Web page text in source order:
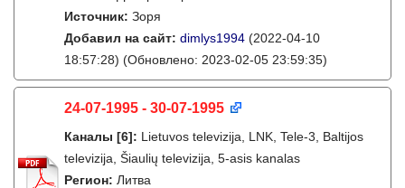
Источник: Зоря
Добавил на сайт: dimlys1994 (2022-04-10
18:57:28) (Обновлено: 2023-02-05 23:59:35)
24-07-1995 - 30-07-1995
Каналы [6]: Lietuvos televizija, LNK, Tele-3, Baltijos
televizija, Šiaulių televizija, 5-asis kanalas
Регион: Литва